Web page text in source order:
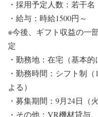
・採用予定人数：若干名
・給与：時給1500円～
※今後、ギフト収益の一
定
・勤務地：在宅（基本
・勤務時間：シフト制
よる）
・募集期間：9月24日（
・その他：VR機材貸与